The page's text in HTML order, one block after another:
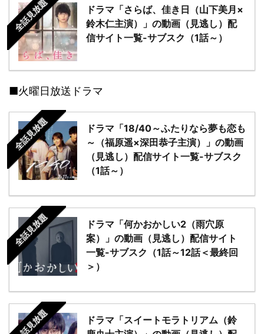
全話見放題
ドラマ「さらば、佳き日（山下美月×
鈴木仁主演）」の動画（見逃し）配
信サイト一覧-サブスク（1話～）
■火曜日放送ドラマ
全話見放題
ドラマ「18/40～ふたりなら夢も恋も
～（福原遥×深田恭子主演）」の動画
（見逃し）配信サイト一覧-サブスク
（1話～）
全話見放題
ドラマ「何かおかしい2（雨穴原
案）」の動画（見逃し）配信サイト
一覧-サブスク（1話～12話＜最終回
＞）
全話見放題
ドラマ「スイートモラトリアム（鈴